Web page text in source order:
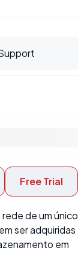
Free Trial
de um único
ser adquiridas
em